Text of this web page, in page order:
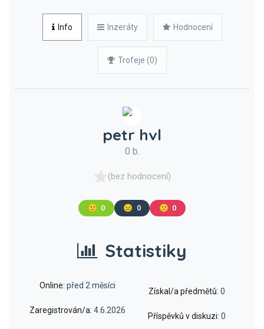
Info Inzeráty Hodnocení
Trofeje (0)
petr hvl
0 b.
(bez hodnocení)
🙂 0 😐 0 🙁 0
Statistiky
Online: před 2 měsíci
Zaregistrován/a: 4.6.2026
Získal/a předmětů: 0
Příspěvků v diskuzi: 0